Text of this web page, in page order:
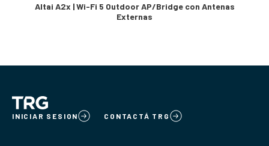
Altai A2x | Wi-Fi 5 Outdoor AP/Bridge con Antenas
Externas
INICIAR SESION CONTACTÁ TRG